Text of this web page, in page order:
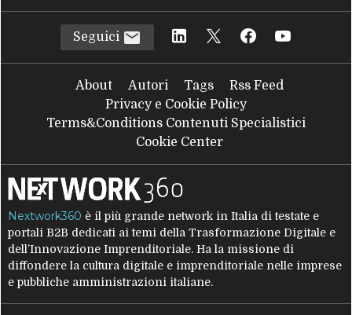
Seguici
About Autori Tags
Rss Feed
Privacy e Cookie Policy
Terms&Conditions Contenuti Specialistici
Cookie Center
Nextwork360 è il più grande network in Italia di testate e
portali B2B dedicati ai temi della Trasformazione Digitale e
dell’Innovazione Imprenditoriale. Ha la missione di
diffondere la cultura digitale e imprenditoriale nelle imprese
e pubbliche amministrazioni italiane.